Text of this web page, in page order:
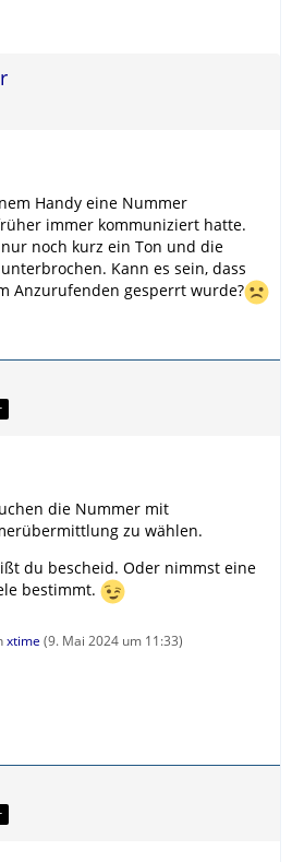
Handy eine Nummer
immer kommuniziert hatte.
noch kurz ein Ton und die
Kann es sein, dass
Anzurufenden gesperrt wurde?
die Nummer mit
zu wählen.
du bescheid. Oder nimmst eine
bestimmt.
xtime (9. Mai 2024 um 11:33)